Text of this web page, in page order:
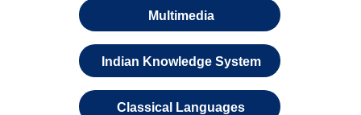
Multimedia
Indian Knowledge System
Classical Languages